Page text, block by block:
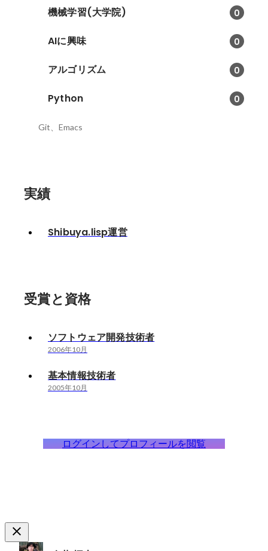
機械学習(大学院) 0
AIに興味 0
アルゴリズム 0
Python 0
Git、Emacs
実績
Shibuya.lisp運営
受賞と資格
ソフトウェア開発技術者
2006年10月
基本情報技術者
2005年10月
ログインしてプロフィールを閲覧